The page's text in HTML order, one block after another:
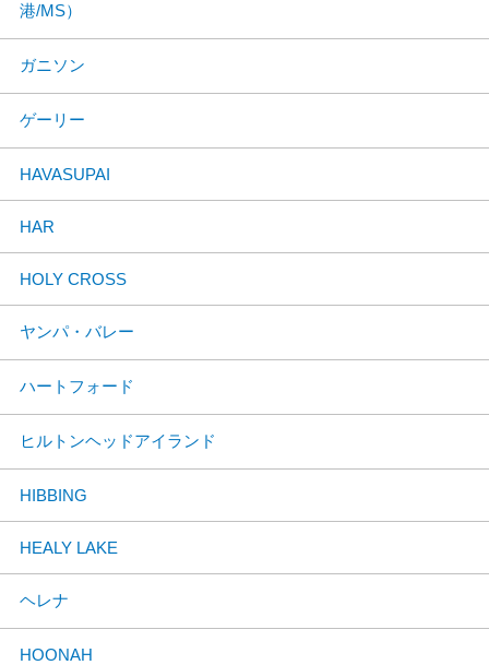
港/MS）
ガニソン
ゲーリー
HAVASUPAI
HAR
HOLY CROSS
ヤンパ・バレー
ハートフォード
ヒルトンヘッドアイランド
HIBBING
HEALY LAKE
ヘレナ
HOONAH